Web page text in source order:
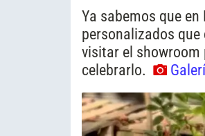
Ya sabemos que
personalizados
visitar el showroom
celebrarlo.